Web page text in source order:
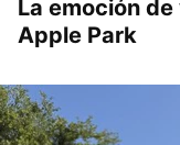
La emoción
Apple Park